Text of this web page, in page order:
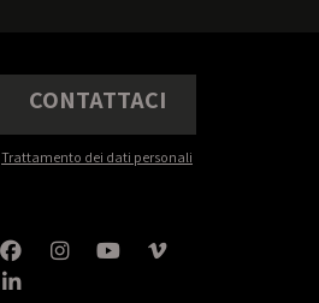
CONTATTACI
Trattamento dei dati personali